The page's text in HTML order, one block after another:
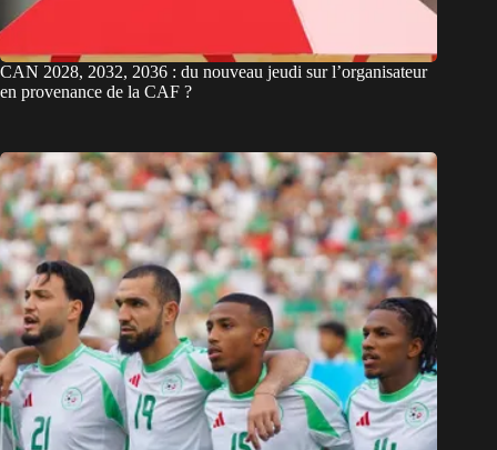
CAN 2028, 2032, 2036 : du nouveau jeudi sur l’organisateur
en provenance de la CAF ?